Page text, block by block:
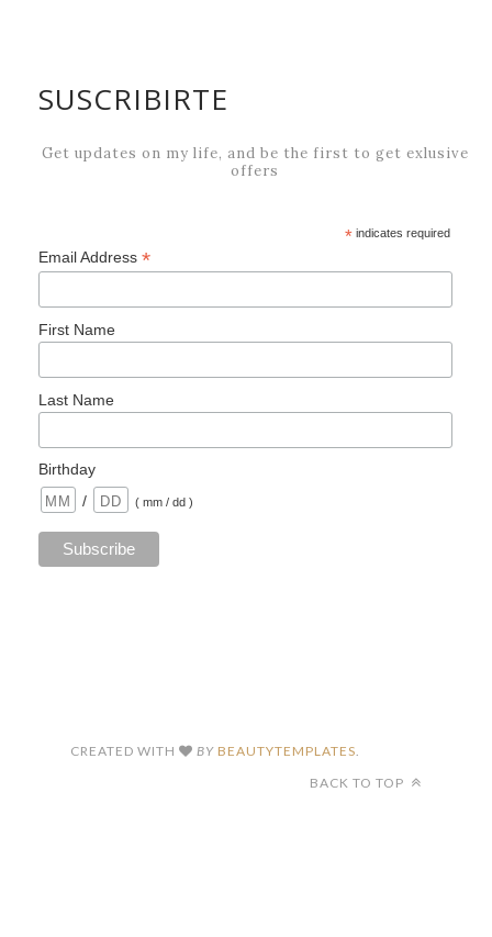
SUSCRIBIRTE
*indicates required
Email Address *
First Name
Last Name
Birthday
/
( mm / dd )
CREATED WITH BY BEAUTYTEMPLATES.
BACK TO TOP